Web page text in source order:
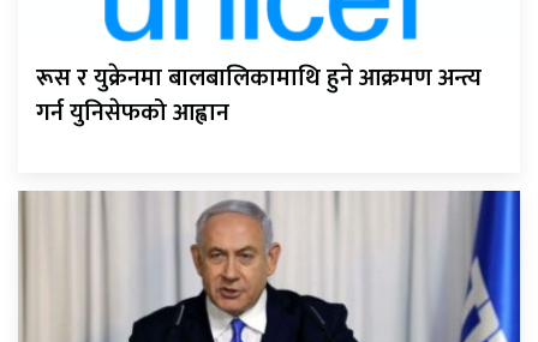
रूस र युक्रेनमा बालबालिकामाथि हुने आक्रमण अन्त्य
गर्न युनिसेफको आह्वान